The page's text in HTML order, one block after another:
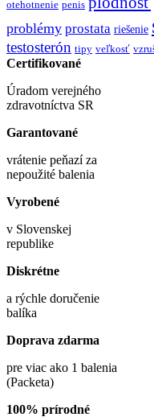
otehotnenie penis
problémy prostata riešenie
testosterón tipy veľkosť
Certifikované
Úradom verejného
zdravotníctva SR
Garantované
vrátenie peňazí za
nepoužité balenia
Vyrobené
v Slovenskej
republike
Diskrétne
a rýchle doručenie
balíka
Doprava zdarma
pre viac ako 1 balenia
(Packeta)
100% prírodné